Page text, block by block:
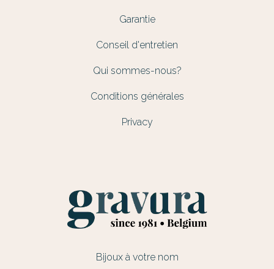
Garantie
Conseil d'entretien
Qui sommes-nous?
Conditions générales
Privacy
Bijoux à votre nom